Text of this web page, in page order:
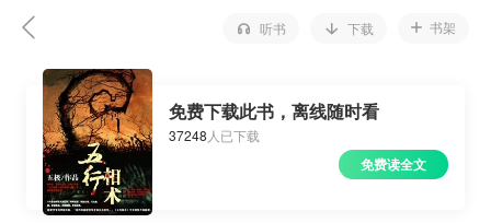
听书 下载 书架
免费下载此书，离线随时看
37248 人已下载
免费读全文